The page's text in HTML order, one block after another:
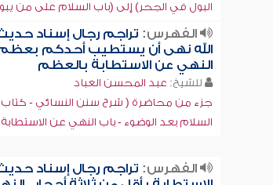
البول في الجحر) إلى (باب السلام على من
الفهرس: تراجم رجال إسناد
الله نهى أن يستطيب أحدكم بعظم
النهي عن الاستطابة بالعظم
للشيخ: عبد المحسن العباد
جزء من محاضرة ( شرح سنن النسائي - كتاب
السلام بعد الوضوء - باب النهي عن
الفهرس: تراجم رجال إسناد